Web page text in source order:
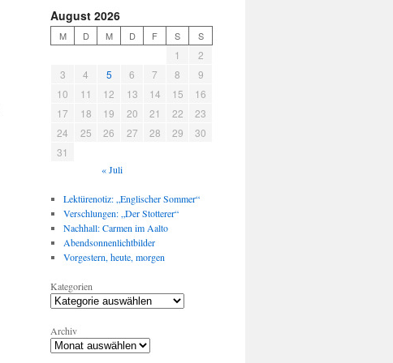
August 2026
M D M D F S S
1
2
3
4 5 6 7 8
9
10
11 12 13 14 15
16
17
18 19 20 21 22
23
24
25 26 27 28 29
30
31
« Juli
Lektürenotiz: „Englischer Sommer“
Verschlungen: „Der Stotterer“
Nachhall: Carmen im Aalto
Abendsonnenlichtbilder
Vorgestern, heute, morgen
Kategorien
Archiv